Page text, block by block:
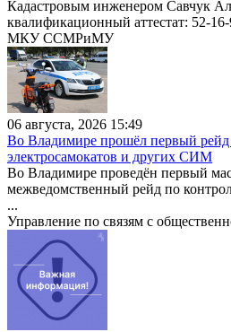
Кадастровым инженером Савчук
квалификационный аттестат: 52-
МКУ ССМРиМУ
06 августа, 2026 15:49
Во Владимире прошёл первый рейд
электросамокатов и других СИМ
Во Владимире проведён первый
межведомственный рейд по
...
Управление по связям с